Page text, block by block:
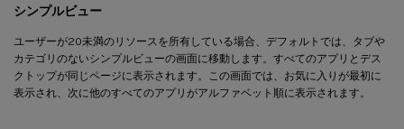
シンプルビュー
ユーザーが20未満のリソースを所有している場合、デフォルトでは、タブや
カテゴリのないシンプルビューの画面に移動します。すべてのアプリとデス
クトップが同じページに表示されます。この画面では、お気に入りが最初に
表示され、次に他のすべてのアプリがアルファベット順に表示されます。